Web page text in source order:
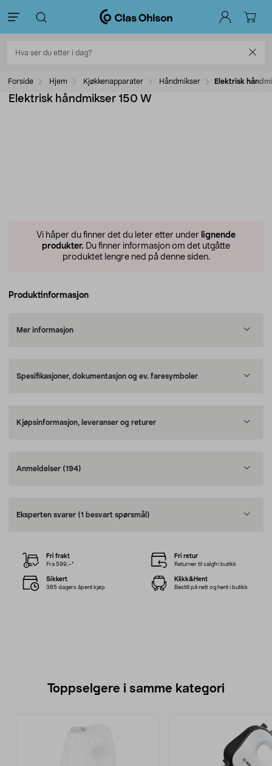
Forside Hjem Kjøkkenapparater Håndmikser Elektrisk
Elektrisk håndmikser 150 W
Vi håper du finner det du leter etter under lignende
produkter. Du finner informasjon om det utgåtte
produktet lengre ned på denne siden.
Produktinformasjon
Mer informasjon
Spesifikasjoner, dokumentasjon og ev. faresymboler
Kjøpsinformasjon, leveranser og returer
Anmeldelser (194)
Eksperten svarer (1 besvart spørsmål)
Fri frakt
Fra 599,–*
Fri retur
Returner til valgfri butikk
Sikkert
365 dagers åpent kjøp
Klikk&Hent
Bestill på nett og hent i butikk
Toppselgere i samme kategori